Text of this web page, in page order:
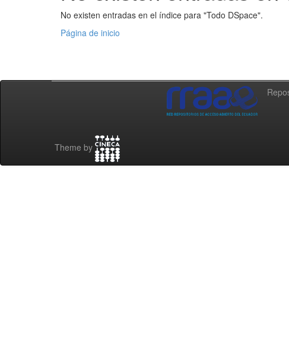
No existen entradas en el índice para "Todo DSpace".
Página de inicio
Theme by